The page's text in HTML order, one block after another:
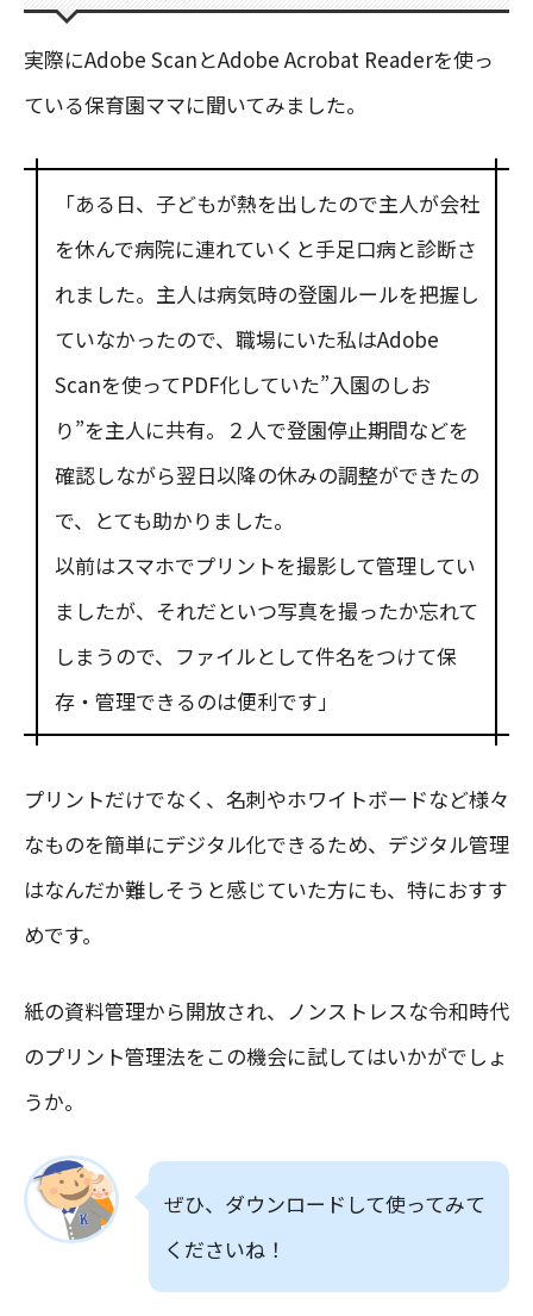
実際にAdobe ScanとAdobe Acrobat Readerを使っ
ている保育園ママに聞いてみました。
「ある日、子どもが熱を出したので主人が会社
を休んで病院に連れていくと手足口病と診断さ
れました。主人は病気時の登園ルールを把握し
ていなかったので、職場にいた私はAdobe
Scanを使ってPDF化していた”入園のしお
り”を主人に共有。２人で登園停止期間などを
確認しながら翌日以降の休みの調整ができたの
で、とても助かりました。
以前はスマホでプリントを撮影して管理してい
ましたが、それだといつ写真を撮ったか忘れて
しまうので、ファイルとして件名をつけて保
存・管理できるのは便利です」
プリントだけでなく、名刺やホワイトボードなど様々
なものを簡単にデジタル化できるため、デジタル管理
はなんだか難しそうと感じていた方にも、特におすす
めです。
紙の資料管理から開放され、ノンストレスな令和時代
のプリント管理法をこの機会に試してはいかがでしょ
うか。
ぜひ、ダウンロードして使ってみて
くださいね！